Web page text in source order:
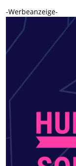
-Werbeanzeige-